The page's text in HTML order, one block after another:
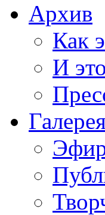
Архив
Как
И